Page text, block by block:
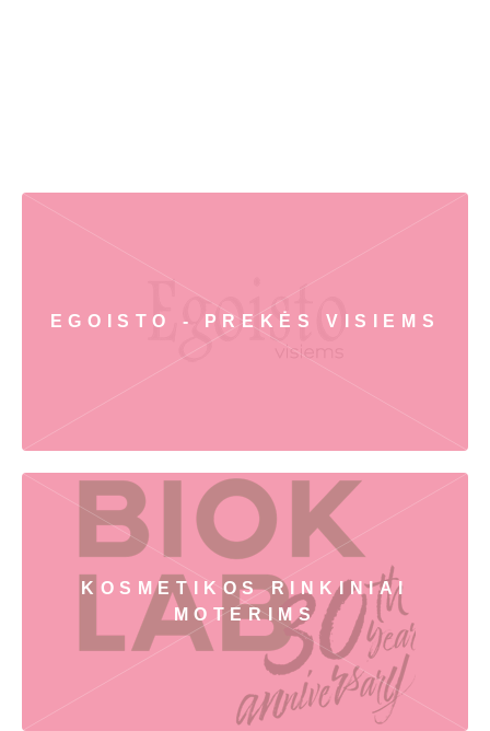
EGOISTO - PREKĖS VISIEMS
KOSMETIKOS RINKINIAI
MOTERIMS